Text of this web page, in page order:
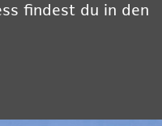
findest du in den